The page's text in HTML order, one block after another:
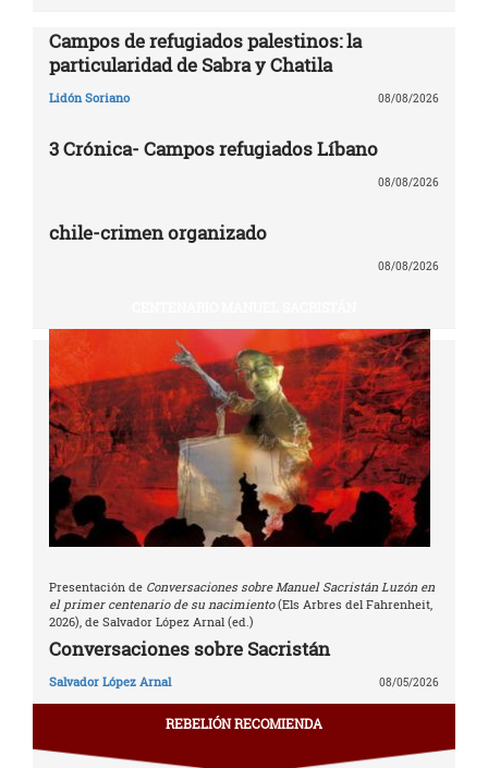
Campos de refugiados palestinos: la
particularidad de Sabra y Chatila
Lidón Soriano 08/08/2026
3 Crónica- Campos refugiados Líbano
08/08/2026
chile-crimen organizado
08/08/2026
Presentación de Conversaciones sobre Manuel Sacristán Luzón en
el primer centenario de su nacimiento(Els Arbres del Fahrenheit,
2026), de Salvador López Arnal (ed.)
Conversaciones sobre Sacristán
Salvador López Arnal 08/05/2026
REBELIÓN RECOMIENDA